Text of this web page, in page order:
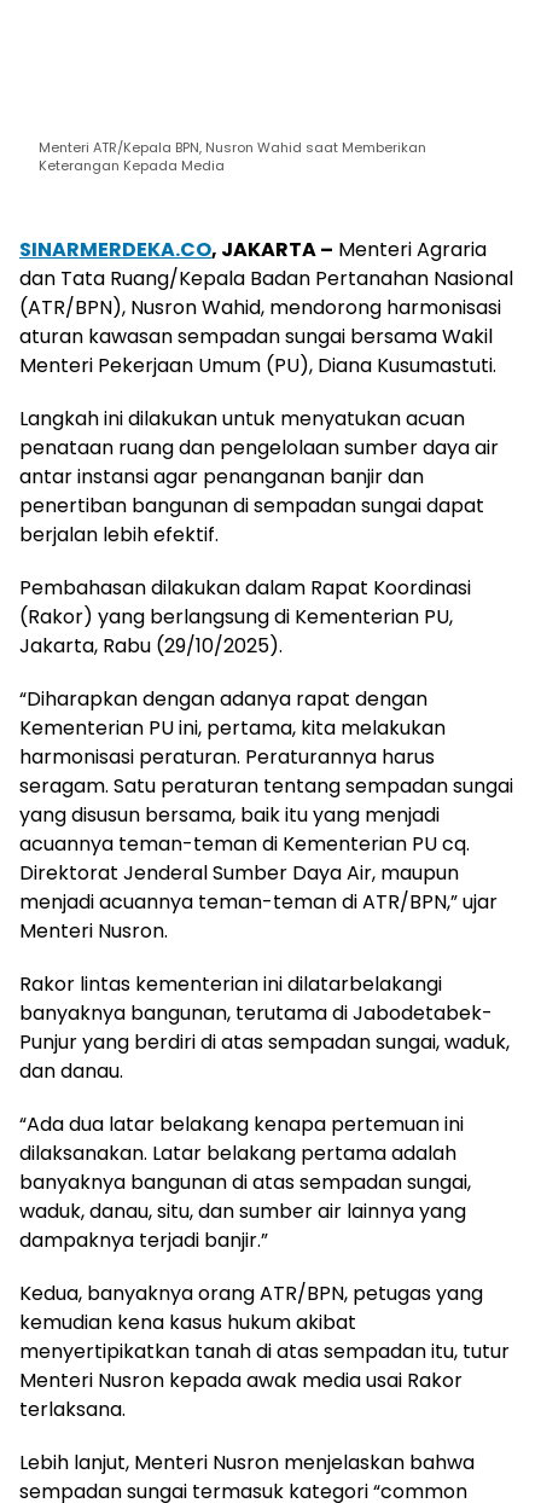
Menteri ATR/Kepala BPN, Nusron Wahid saat Memberikan
Keterangan Kepada Media
SINARMERDEKA.CO, JAKARTA – MenteriAgraria
dan Tata Ruang/Kepala Badan Pertanahan Nasional
(ATR/BPN), NusronWahid, mendorong harmonisasi
aturan kawasansempadansungai bersamaWakil
Menteri Pekerjaan Umum (PU), Diana Kusumastuti.
Langkahinidilakukanuntuk menyatukanacuan
penataan ruangdan pengelolaansumberdayaair
antarinstansiagar penanganan banjirdan
penertiban bangunandisempadansungaidapat
berjalan lebihefektif.
Pembahasandilakukandalam Rapat Koordinasi
(Rakor) yang berlangsungdi Kementerian PU,
Jakarta, Rabu (29/10/2025).
“Diharapkandenganadanya rapat dengan
Kementerian PUini, pertama, kita melakukan
harmonisasi peraturan. Peraturannya harus
seragam. Satu peraturan tentangsempadansungai
yangdisusun bersama, baikituyang menjadi
acuannya teman-temandi Kementerian PUcq.
Direktorat JenderalSumber DayaAir, maupun
menjadiacuannya teman-temandi ATR/BPN,”ujar
Menteri Nusron.
Rakor lintas kementerianinidilatarbelakangi
banyaknya bangunan, terutamadiJabodetabek-
Punjuryang berdiridiatassempadansungai,waduk,
dandanau.
“Adadua latar belakang kenapa pertemuanini
dilaksanakan. Latar belakang pertamaadalah
banyaknya bangunandiatassempadansungai,
waduk,danau, situ, dansumberair lainnyayang
dampaknya terjadi banjir.”
Kedua, banyaknyaorang ATR/BPN, petugasyang
kemudian kena kasus hukumakibat
menyertipikatkan tanahdiatassempadanitu, tutur
Menteri Nusron kepadaawak mediausai Rakor
terlaksana.
Lebih lanjut, Menteri Nusron menjelaskan bahwa
sempadansungai termasuk kategori“common